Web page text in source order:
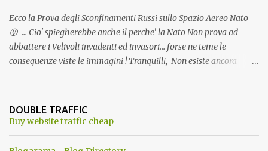
Ecco la Prova degli Sconfinamenti Russi sullo Spazio Aereo Nato
😛 ... Cio' spiegherebbe anche il perche' la Nato Non prova ad
abbattere i Velivoli invadenti ed invasori... forse ne teme le
conseguenze viste le immagini ! Tranquilli, Non esiste ancora
ancora una fantasia Nato o forse una "False Flag", per provocare
una guerra mondiale che difficilmente da menti sane, potrebbe
DOUBLE TRAFFIC
Buy website traffic cheap